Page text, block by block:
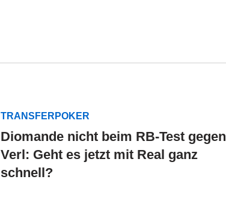
TRANSFERPOKER
Diomande nicht beim RB-Test gegen
Verl: Geht es jetzt mit Real ganz
schnell?